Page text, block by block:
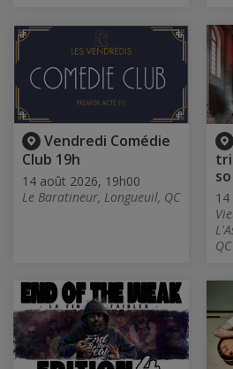
Vendredi Comédie
Club 19h
14 août 2026, 19h00
Le Baratineur, Longueuil, QC
so
QC